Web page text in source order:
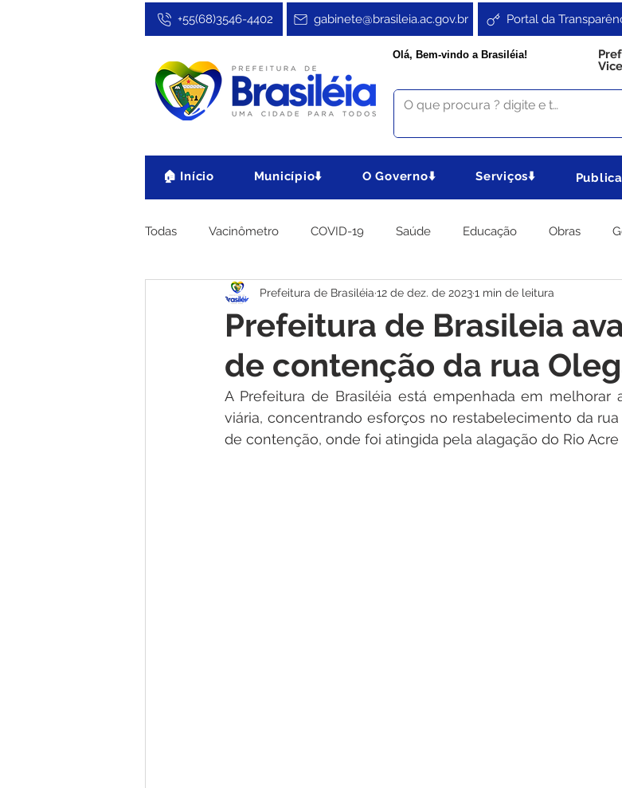
Portal da
gabinete@brasileia.ac.gov.br
+55(68)3546-4402
Olá, Bem-vindo a Brasiléia!
Vice
🏠 Início Município⬇️ O Governo⬇️ Serviços⬇️
Todas Vacinômetro COVID-19 Saúde Educação Obras
Cultura, Festa e Esporte No Gabinete Agricultura e Produção
Institucional e Governo Licitações Campanhas Datas
Convênios e Parcerias Nota de Esclarecimento Emenda Parlamentar
Prefeitura de Brasileia
de contenção da rua
Prefeitura de Brasiléia 12 de dez. de 20231 min de leitura
A Prefeitura de Brasiléia está empenhada em melhorar
viária, concentrando esforços no restabelecimento da
de contenção, onde foi atingida pela alagação do Rio Acre